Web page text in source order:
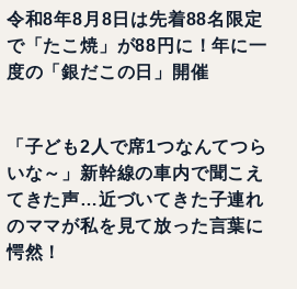
令和8年8月8日は先着88名限定
で「たこ焼」が88円に！年に一
度の「銀だこの日」開催
「子ども2人で席1つなんてつら
いな～」新幹線の車内で聞こえ
てきた声…近づいてきた子連れ
のママが私を見て放った言葉に
愕然！